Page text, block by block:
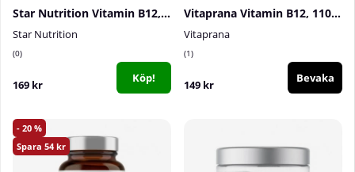
Star Nutrition Vitamin B12, 90 caps
Star Nutrition
0
169 kr Köp!
Vitaprana Vitamin B12, 110 caps
Vitaprana
1
149 kr Bevaka
20
54